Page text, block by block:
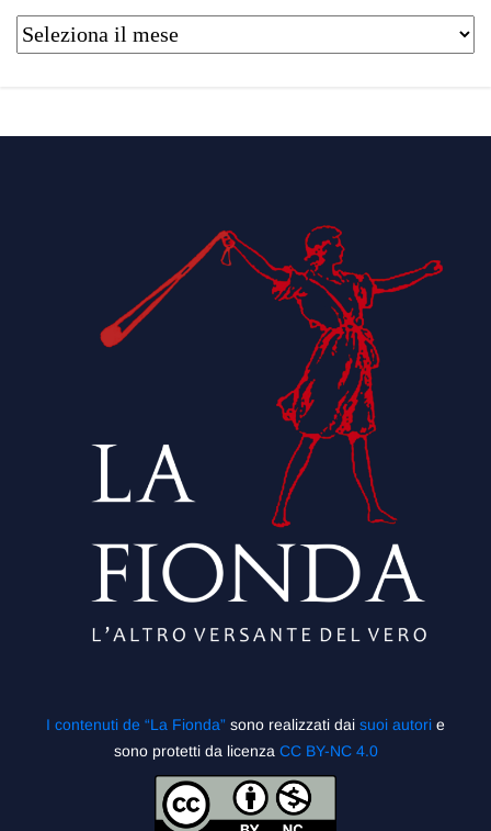
I contenuti de “La Fionda” sono realizzati dai suoi autori e
sono protetti da licenza CC BY-NC 4.0